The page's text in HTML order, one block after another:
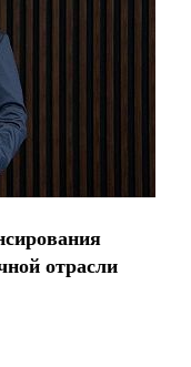
отрасли